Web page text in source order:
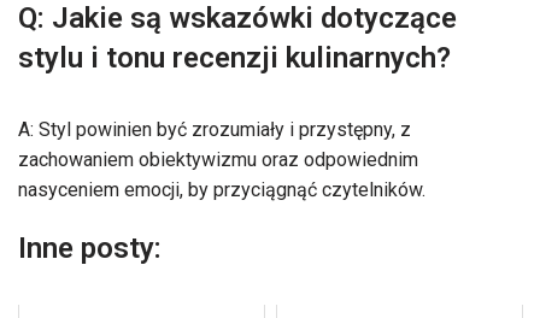
Q: Jakie są wskazówki dotyczące
stylu i tonu recenzji kulinarnych?
A: Styl powinien być zrozumiały i przystępny, z
zachowaniem obiektywizmu oraz odpowiednim
nasyceniem emocji, by przyciągnąć czytelników.
Inne posty: